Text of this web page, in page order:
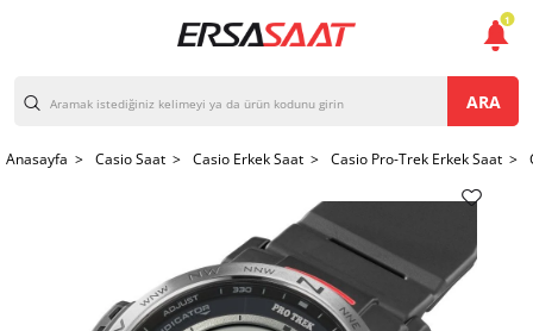
ARA
Anasayfa > Casio Saat > Casio Erkek Saat > Casio Pro-Trek Erkek Saat >
1